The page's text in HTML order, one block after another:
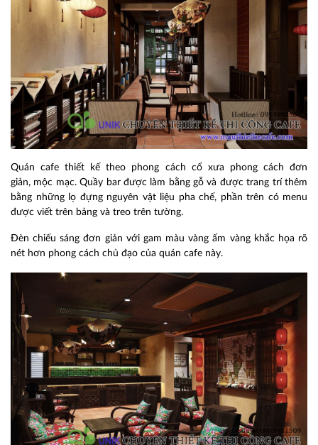
Quán cafe thiết kế theo phong cách cổ xưa phong cách đơn
giản, mộc mạc. Quầy bar được làm bằng gỗ và được trang trí thêm
bằng những lọ đựng nguyên vật liệu pha chế, phần trên có menu
được viết trên bảng và treo trên tường.
Đèn chiếu sáng đơn giản với gam màu vàng ấm vàng khắc họa rõ
nét hơn phong cách chủ đạo của quán cafe này.